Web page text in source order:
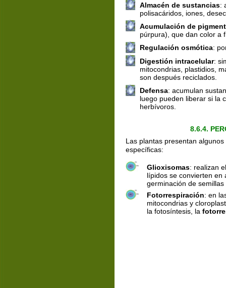
Almacén de sustancias:
polisacáridos, iones,
Acumulación de
púrpura), que dan color a
Regulación osmótica:
Digestión intracelular:
mitocondrias, plastidios,
son después reciclados.
Defensa: acumulan
luego pueden liberar si la
herbívoros.
8.6.4.
Las plantas presentan
específicas:
Glioxisomas: realizan
lípidos se convierten
germinación de
Fotorrespiración: en
mitocondrias y
la fotosíntesis, la